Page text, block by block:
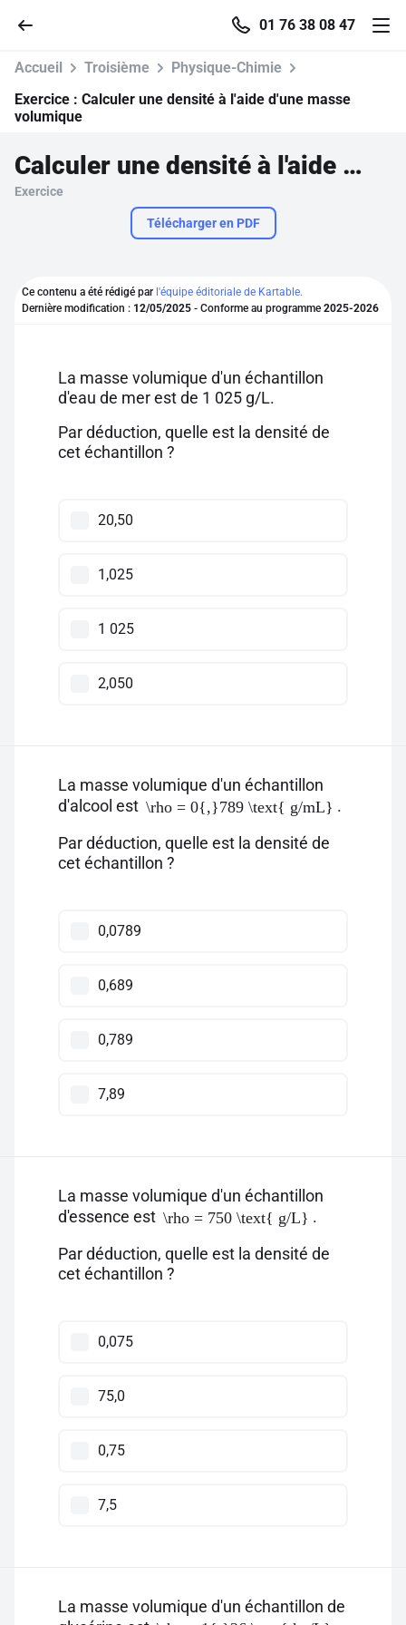
01 76 38 08 47
Parcourir
Se connecter
Pour profiter de 10 contenus offerts.
Accueil Troisième
Physique-Chimie
Exercice : Calculer une densité à l'aide d'une masse
volumique
Calculer une densité à l'aide d'une masse volumique
Exercice
Télécharger en PDF
Ce contenu a été rédigé par l'équipe éditoriale de Kartable.
Dernière modification : 12/05/2025 - Conforme au programme 2025-2026
La masse volumique d'un échantillon
d'eau de mer est de 1 025 g/L.
Par déduction, quelle est la densité de
cet échantillon ?
20,50
1,025
1 025
2,050
La masse volumique d'un échantillon
d'alcool est \rho = 0{,}789 \text{ g/mL} .
Par déduction, quelle est la densité de
cet échantillon ?
0,0789
0,689
0,789
7,89
La masse volumique d'un échantillon
d'essence est \rho = 750 \text{ g/L} .
Par déduction, quelle est la densité de
cet échantillon ?
0,075
75,0
0,75
7,5
La masse volumique d'un échantillon de